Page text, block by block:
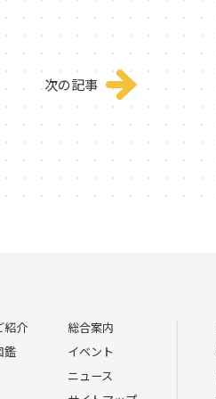
次の記事
紹介
鑑
総合案内
イベント
ニュース